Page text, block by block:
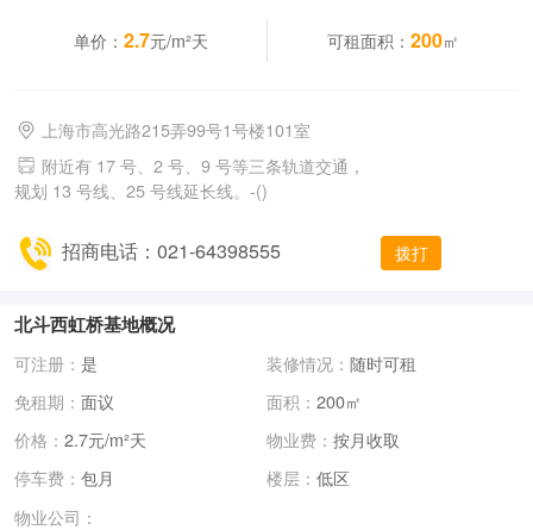
单价： 2.7元/m²天 可租面积：200㎡
上海市高光路215弄99号1号楼101室
附近有 17 号、2 号、9 号等三条轨道交通，
规划 13 号线、25 号线延长线。-()
招商电话：021-64398555 拨打
北斗西虹桥基地概况
可注册： 是 装修情况： 随时可租
免租期： 面议 面积： 200㎡
价格： 2.7元/m²天 物业费： 按月收取
停车费： 包月 楼层： 低区
物业公司：